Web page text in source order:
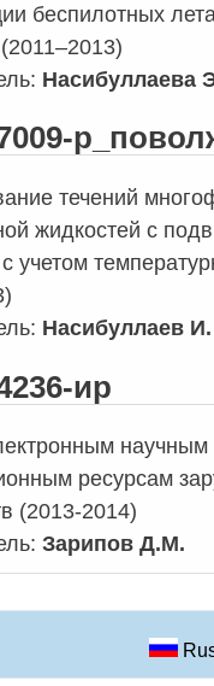
беспилотных
Насибуллаева
течений
жидкостей с
учетом
Насибуллаев
ир
научным
ресурсам
(2013-2014)
Зарипов Д.М.